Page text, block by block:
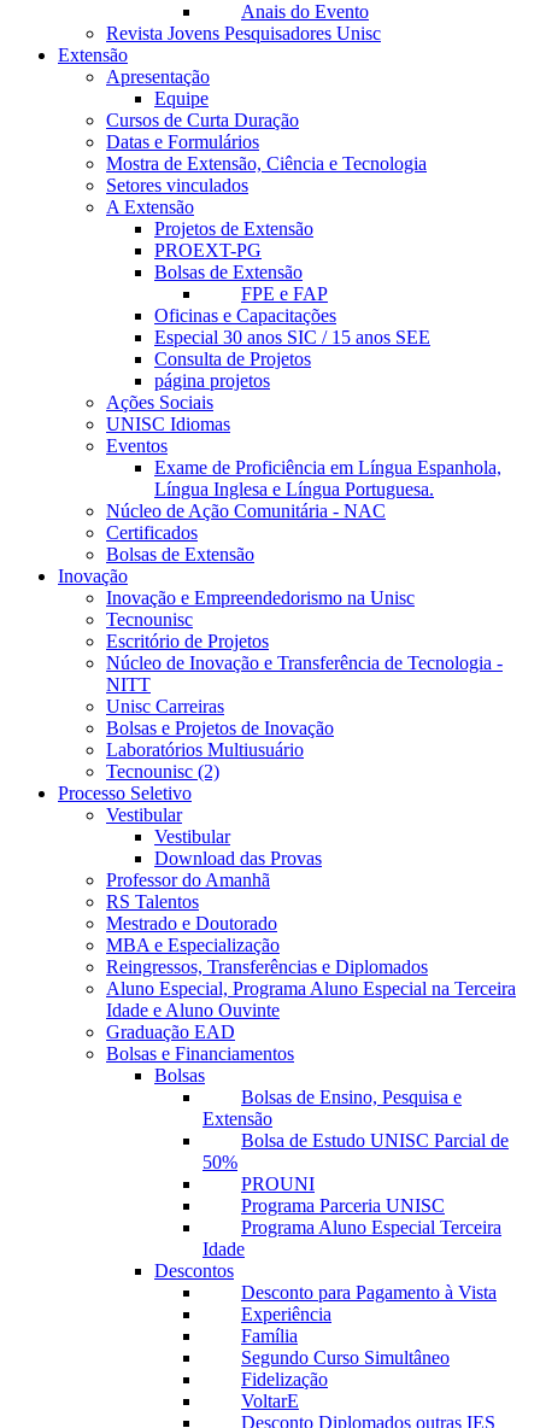
Anais do Evento
Revista Jovens Pesquisadores Unisc
Extensão
Apresentação
Equipe
Cursos de Curta Duração
Datas e Formulários
Mostra de Extensão, Ciência e Tecnologia
Setores vinculados
A Extensão
Projetos de Extensão
PROEXT-PG
Bolsas de Extensão
FPE e FAP
Oficinas e Capacitações
Especial 30 anos SIC / 15 anos SEE
Consulta de Projetos
página projetos
Ações Sociais
UNISC Idiomas
Eventos
Exame de Proficiência em Língua Espanhola,
Língua Inglesa e Língua Portuguesa.
Núcleo de Ação Comunitária - NAC
Certificados
Bolsas de Extensão
Inovação
Inovação e Empreendedorismo na Unisc
Tecnounisc
Escritório de Projetos
Núcleo de Inovação e Transferência de Tecnologia -
NITT
Unisc Carreiras
Bolsas e Projetos de Inovação
Laboratórios Multiusuário
Tecnounisc (2)
Processo Seletivo
Vestibular
Vestibular
Download das Provas
Professor do Amanhã
RS Talentos
Mestrado e Doutorado
MBA e Especialização
Reingressos, Transferências e Diplomados
Aluno Especial, Programa Aluno Especial na Terceira
Idade e Aluno Ouvinte
Graduação EAD
Bolsas e Financiamentos
Bolsas
Bolsas de Ensino, Pesquisa e
Extensão
Bolsa de Estudo UNISC Parcial de
50%
PROUNI
Programa Parceria UNISC
Programa Aluno Especial Terceira
Idade
Descontos
Desconto para Pagamento à Vista
Experiência
Família
Segundo Curso Simultâneo
Fidelização
VoltarE
Desconto Diplomados outras IES